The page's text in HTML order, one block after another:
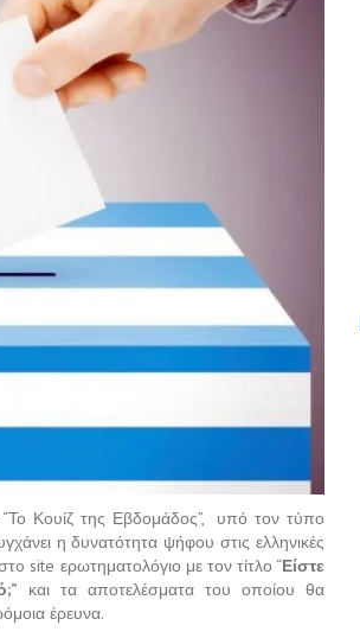
Κουίζ της Εβδομάδος”, υπό τον τύπο
η δυνατότητα ψήφου στις ελληνικές
site ερωτηματολόγιο με τον τίτλο “Είστε
και τα αποτελέσματα του οποίου θα
έρευνα.